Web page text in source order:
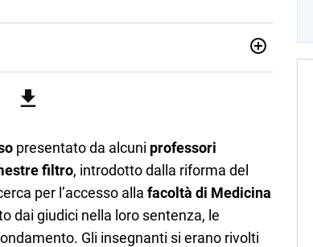
scrittura di articoli sul mondo scolastico.
presentato da alcuni professori
filtro, introdotto dalla riforma del
per l’accesso alla facoltà di Medicina
dai giudici nella loro sentenza, le
Gli insegnanti si erano rivolti